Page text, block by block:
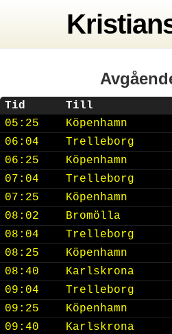
Tid Till
05:25
Köpenhamn
06:04
Trelleborg
06:25
Köpenhamn
07:04
Trelleborg
07:25
Köpenhamn
08:02
Bromölla
08:04
Trelleborg
08:25
Köpenhamn
08:40
Karlskrona
09:04
Trelleborg
09:25
Köpenhamn
09:40
Karlskrona